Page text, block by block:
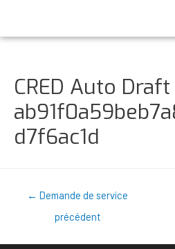
CRED Auto Draft
d7f6ac1d
← Demande de service
précédent